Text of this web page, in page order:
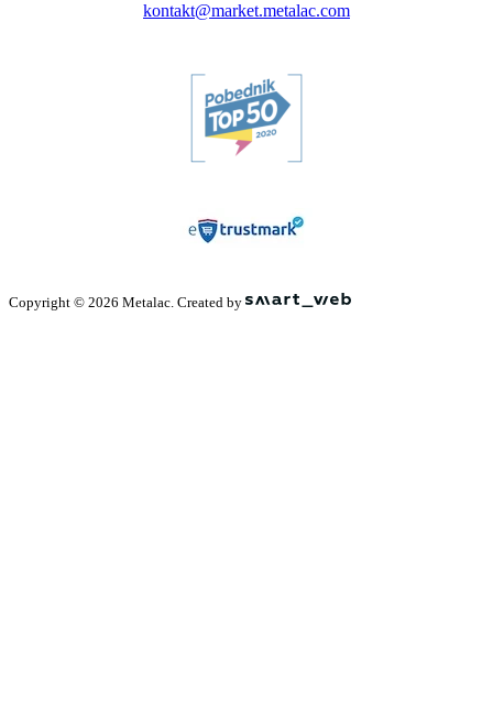
kontakt@market.metalac.com
Copyright © 2026 Metalac. Created by